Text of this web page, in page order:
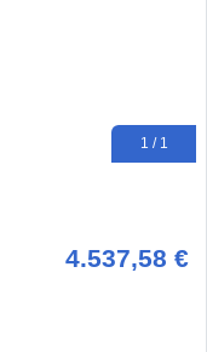
1 / 1
4.537,58 €